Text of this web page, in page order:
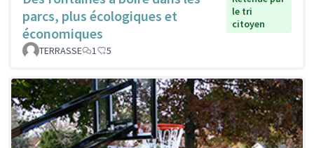
parcs, plus écologiques et
économiques
le tri
citoyen
TERRASSE 1 5